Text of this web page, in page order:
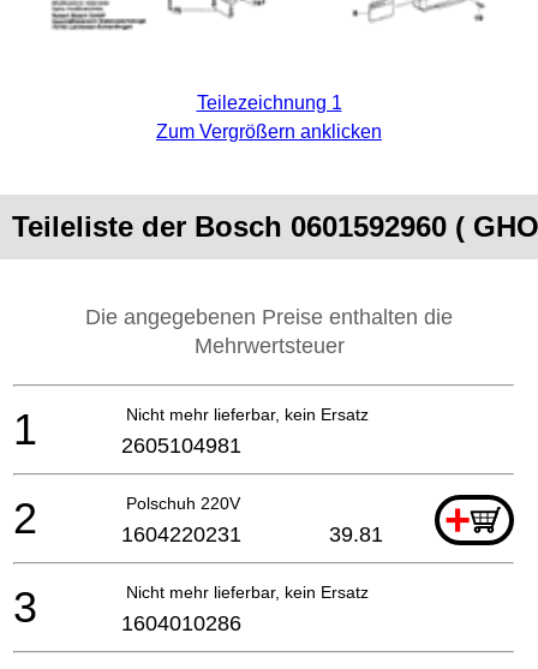
Teilezeichnung 1
Zum Vergrößern anklicken
Teileliste der Bosch 0601592960 (
Die angegebenen Preise enthalten die
Mehrwertsteuer
Nicht mehr lieferbar, kein Ersatz
1 2605104981
Polschuh 220V +
2 1604220231 39.81
Nicht mehr lieferbar, kein Ersatz
3 1604010286